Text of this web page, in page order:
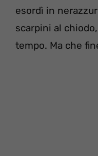
esordì in
scarpini al
tempo. Ma che